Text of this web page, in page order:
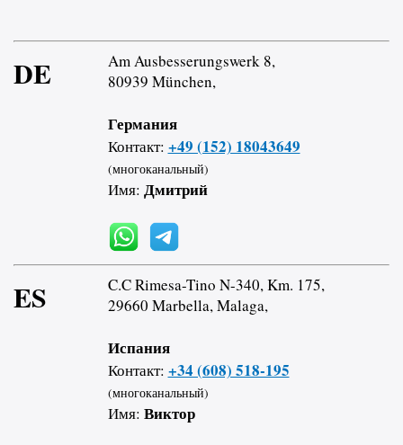
DE
Am Ausbesserungswerk 8,
80939 München,
Германия
Контакт: +49 (152) 18043649
(многоканальный)
Имя: Дмитрий
ES
C.C Rimesa-Tino N-340, Km. 175,
29660 Marbella, Malaga,
Испания
Контакт: +34 (608) 518-195
(многоканальный)
Имя: Виктор